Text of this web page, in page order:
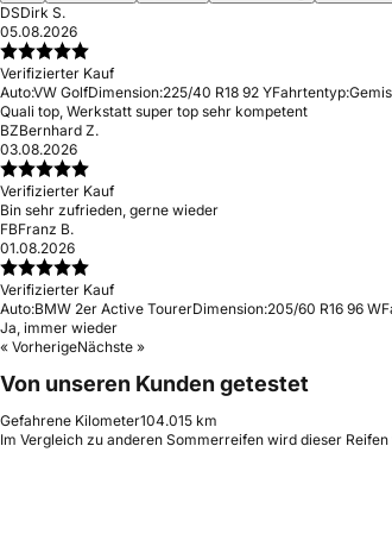
DSDirk S.
05.08.2026
Verifizierter Kauf
Auto:VW GolfDimension:225/40 R18 92 YFahrtentyp:
Quali top, Werkstatt super top sehr kompetent
BZBernhard Z.
03.08.2026
Verifizierter Kauf
Bin sehr zufrieden, gerne wieder
FBFranz B.
01.08.2026
Verifizierter Kauf
Auto:BMW 2er Active TourerDimension:205/60 R16 96 W
Ja, immer wieder
« VorherigeNächste »
Von unseren Kunden getestet
Gefahrene Kilometer104.015 km
Im Vergleich zu anderen Sommerreifen wird dieser